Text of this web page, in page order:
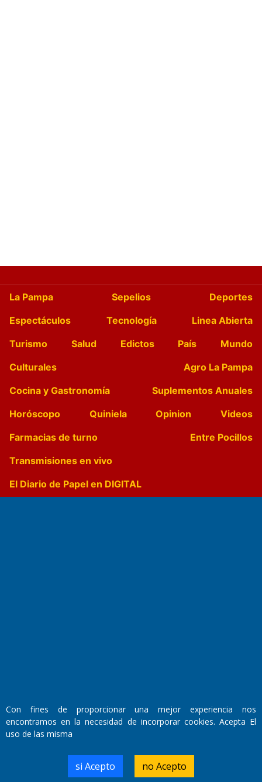
La Pampa Sepelios
Deportes
Espectáculos
Tecnología
Linea Abierta
Turismo
Salud Edictos País
Mundo
Culturales
Agro La Pampa
Cocina y Gastronomía
Suplementos Anuales
Horóscopo
Quiniela Opinion
Videos
Farmacias de turno
Entre Pocillos
Transmisiones en vivo
El Diario de Papel en DIGITAL
Director Periodístico:
Walter René Goñi
Domicilio Legal: José Ingenieros 855,
Santa Rosa, La Pampa.
Número de Registro DNDA:
Con fines de proporcionar una mejor experiencia nos
encontramos en la necesidad de incorporar cookies. Acepta El
uso de las misma
si Acepto no Acepto